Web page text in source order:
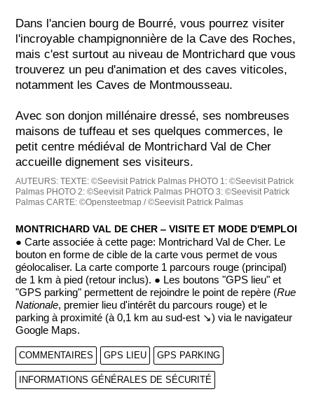
Dans l'ancien bourg de Bourré, vous pourrez visiter
l'incroyable champignonnière de la Cave des Roches,
mais c'est surtout au niveau de Montrichard que vous
trouverez un peu d'animation et des caves viticoles,
notamment les Caves de Montmousseau.
Avec son donjon millénaire dressé, ses nombreuses
maisons de tuffeau et ses quelques commerces, le
petit centre médiéval de Montrichard Val de Cher
accueille dignement ses visiteurs.
AUTEURS:TEXTE: ©Seevisit Patrick Palmas PHOTO 1: ©Seevisit Patrick
Palmas PHOTO 2: ©Seevisit Patrick Palmas PHOTO 3: ©Seevisit Patrick
Palmas CARTE: ©Opensteetmap / ©Seevisit Patrick Palmas
MONTRICHARD VAL DE CHER ‒ VISITE ET MODE D'EMPLOI
● Carte associée à cette page: Montrichard Val de Cher. Le
bouton en forme de cible de la carte vous permet de vous
géolocaliser. La carte comporte 1 parcours rouge (principal)
de 1 km à pied (retour inclus). ● Les boutons "GPS lieu" et
"GPS parking" permettent de rejoindre le point de repère (Rue
Nationale, premier lieu d'intérêt du parcours rouge) et le
parking à proximité (à 0,1 km au sud-est ↘) via le navigateur
Google Maps.
COMMENTAIRES GPS LIEU GPS PARKING
INFORMATIONS GÉNÉRALES DE SÉCURITÉ